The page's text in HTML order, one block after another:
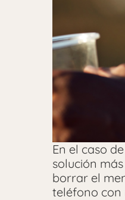
En el caso de
solución
borrar el
teléfono con